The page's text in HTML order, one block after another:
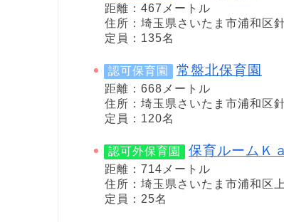
距離：467メートル
住所：埼玉県さいたま市浦和区
定員：135名
認可保育園 常盤北保育園
距離：668メートル
住所：埼玉県さいたま市浦和区
定員：120名
認可外保育園 保育ルームＫ
距離：714メートル
住所：埼玉県さいたま市浦和区
定員：25名